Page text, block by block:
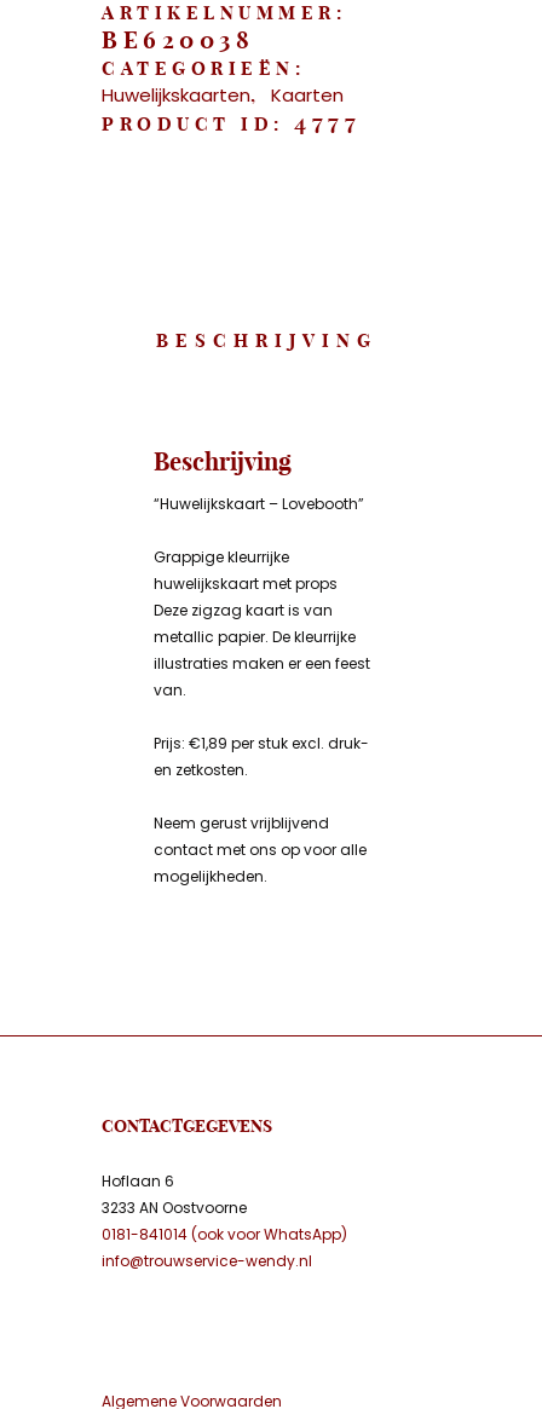
ARTIKELNUMMER:
BE620038
CATEGORIEËN:
Huwelijkskaarten, Kaarten
PRODUCT ID: 4777
BESCHRIJVING
Beschrijving
“Huwelijkskaart – Lovebooth”
Grappige kleurrijke
huwelijkskaart met props
Deze zigzag kaart is van
metallic papier. De kleurrijke
illustraties maken er een feest
van.
Prijs: €1,89 per stuk excl. druk-
en zetkosten.
Neem gerust vrijblijvend
contact met ons op voor alle
mogelijkheden.
CONTACTGEGEVENS
Hoflaan 6
3233 AN Oostvoorne
0181-841014 (ook voor WhatsApp)
info@trouwservice-wendy.nl
Algemene Voorwaarden